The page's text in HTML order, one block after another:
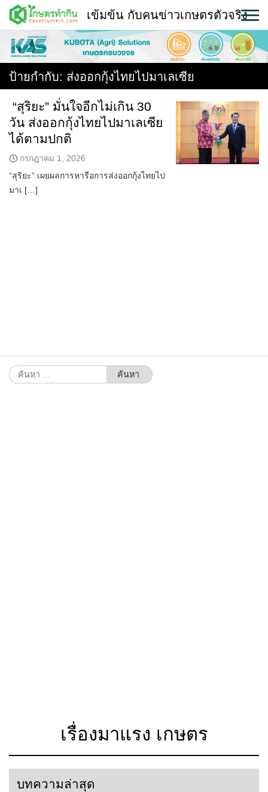
Skip
content
พืช
หน้าแรก
แวดวงเกษตร
ใคร ทำอะไร ที่ไหน
เข้มข้น กับคนข่าวเกษตรตัวจริง
ป้ายกำกับ: ส่งออกกุ้งไทยไปมาเลเซีย
“สุริยะ” มั่นใจอีกไม่เกิน 30
วัน ส่งออกกุ้งไทยไปมาเลเซีย
ได้ตามปกติ
กรกฎาคม 1, 2026
“สุริยะ” เผยผลการหารือการส่งออกกุ้งไทยไป
มาเ […]
ค้นหา
สำหรับ:
เรื่องมาแรง เกษตร
บทความล่าสุด